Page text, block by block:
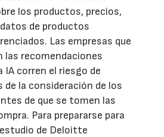
los productos, precios,
de productos
Las empresas que
las recomendaciones
IA corren el riesgo de
de la consideración de los
de que se tomen las
Para prepararse para
de Deloitte